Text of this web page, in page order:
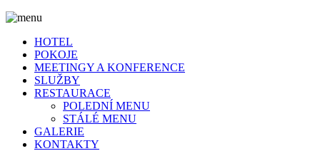
HOTEL
POKOJE
MEETINGY A KONFERENCE
SLUŽBY
RESTAURACE
POLEDNÍ MENU
STÁLÉ MENU
GALERIE
KONTAKTY